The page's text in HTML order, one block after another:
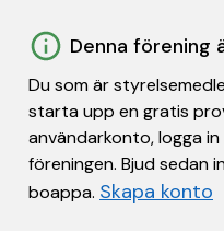
Denna förening
Du som är
starta upp en gratis
användarkonto, logga
föreningen. Bjud sedan
boappa. Skapa konto